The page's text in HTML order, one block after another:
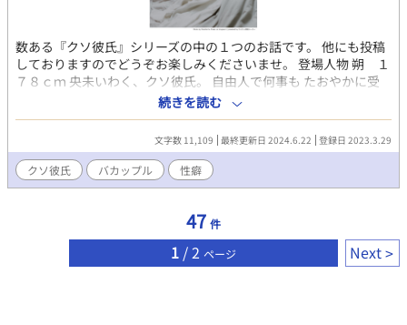
数ある『クソ彼氏』シリーズの中の１つのお話です。 他にも投稿
しておりますのでどうぞお楽しみくださいませ。 登場人物 朔 １
７８ｃｍ 央未いわく、クソ彼氏。 自由人で何事も たおやかに受
け流してしまう。 風のような青年。 久しぶりに央未と再会して 心
が暴風域。 自分の心には、少しうとい。 とりあえず央未の顔は好
き。 央未 １７０ｃｍ 朔に逃げられたせいで すっかり性格が、ね
じ曲がり 素直さを忘れてしまった。 でも時々、強がる事を忘れ 無
邪気になる。 しらずしらず、彼氏を 束縛しちゃう系。 元は、人当
たりがいい好青年。
続きを読む
文字数 11,109 最終更新日 2024.6.22 登録日 2023.3.29
クソ彼氏 バカップル 性癖
47 件
1 / 2 ページ Next